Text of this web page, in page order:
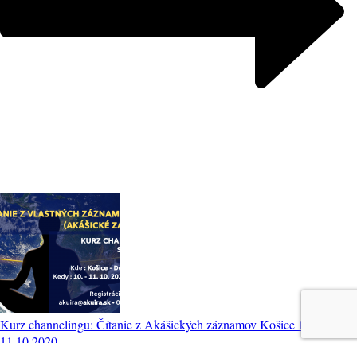
Kurz channelingu: Čítanie z Akášických záznamov Košice 10-